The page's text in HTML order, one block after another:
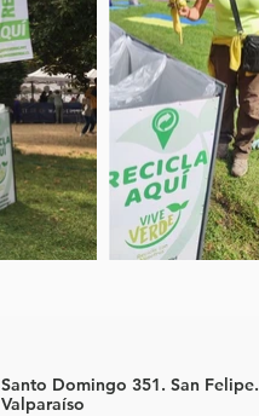
Santo Domingo 351. San Felipe.
Valparaíso